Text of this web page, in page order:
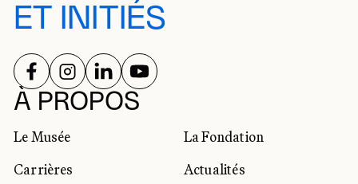
ET INITIÉS
À PROPOS
Le Musée
La Fondation
Carrières
Actualités
RÉSEAUX SOCIAUX
SUIVEZ-NOUS SUR
SUIVEZ-NOUS SUR
SUIVEZ-NOUS SUR
SUIVEZ-NOUS SUR